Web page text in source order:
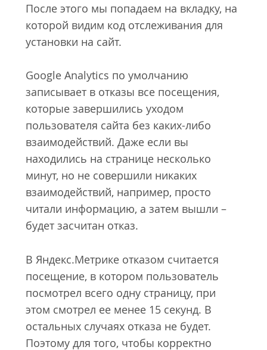
После этого мы попадаем на вкладку, на
которой видим код отслеживания для
установки на сайт.
Google Analytics по умолчанию
записывает в отказы все посещения,
которые завершились уходом
пользователя сайта без каких-либо
взаимодействий. Даже если вы
находились на странице несколько
минут, но не совершили никаких
взаимодействий, например, просто
читали информацию, а затем вышли –
будет засчитан отказ.
В Яндекс.Метрике отказом считается
посещение, в котором пользователь
посмотрел всего одну страницу, при
этом смотрел ее менее 15 секунд. В
остальных случаях отказа не будет.
Поэтому для того, чтобы корректно